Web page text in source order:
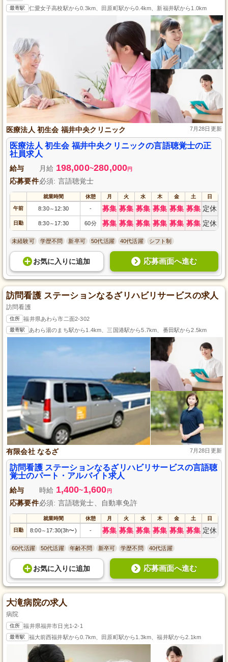
最寄駅 仁愛女子高校駅から0.3km、田原町駅から0.4km、新福井駅から1.0km
医療法人 初生会 福井中央クリニック 7月28日更新
医療法人 初生会 福井中央クリニックの言語聴覚士の正
社員求人
給与 月給 198,000~280,000円
応募要件必須: 言語聴覚士
就業時間 休憩 月 火 水 木 金 土 日
午前 8:30～ 12:30 - 募集 募集 募集 募集 募集 募集 定休
日勤 8:30～ 17:30 60分 募集 募集 募集 募集 募集 募集 定休
未経験可 学歴不問 新卒可 50代活躍 40代活躍 シフト制
お気に入り に追加 応募画面へ進む
訪問看護 ステーションなるざリハビリサービスの求人
訪問看護
住所 福井県あわら市二面2-302
最寄駅 あわら湯のまち駅から1.4km、三国港駅から5.7km、番田駅から2.5km
有限会社 なるざ 7月28日更新
訪問看護 ステーションなるざリハビリサービスの言語聴
覚士のパート・アルバイト求人
給与 時給 1,400~1,600 円
応募要件必須: 言語聴覚士、自動車免許
就業時間 休憩 月 火 水 木 金 土 日
日勤 8:00～ 17:30(3h〜) - 募集 募集 募集 募集 募集 募集 定休
60代活躍 50代活躍 年齢不問 新卒可 学歴不問 40代活躍
お気に入り に追加 応募画面へ進む
大滝病院の求人
病院
住所 福井県福井市日光1-2-1
最寄駅 福大前西福井駅から0.7km、田原町駅から1.3km、福井駅から2.1km